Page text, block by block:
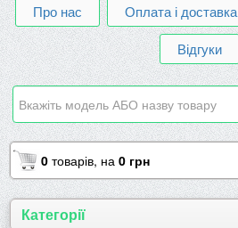
Про нас Оплата і доставка
Відгуки
0 товарів, на 0 грн
Категорії